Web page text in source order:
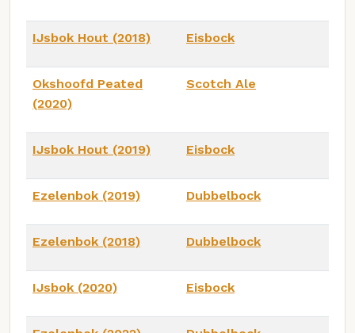
IJsbok Hout (2018) Eisbock
Okshoofd Peated
(2020)
Scotch Ale
IJsbok Hout (2019) Eisbock
Ezelenbok (2019) Dubbelbock
Ezelenbok (2018) Dubbelbock
IJsbok (2020) Eisbock